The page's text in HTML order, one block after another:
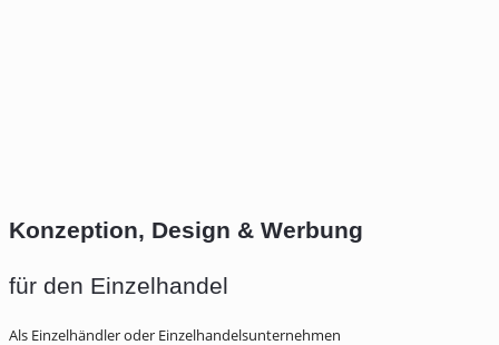
Konzeption, Design & Werbung
für den Einzelhandel
Als Einzelhändler oder Einzelhandelsunternehmen